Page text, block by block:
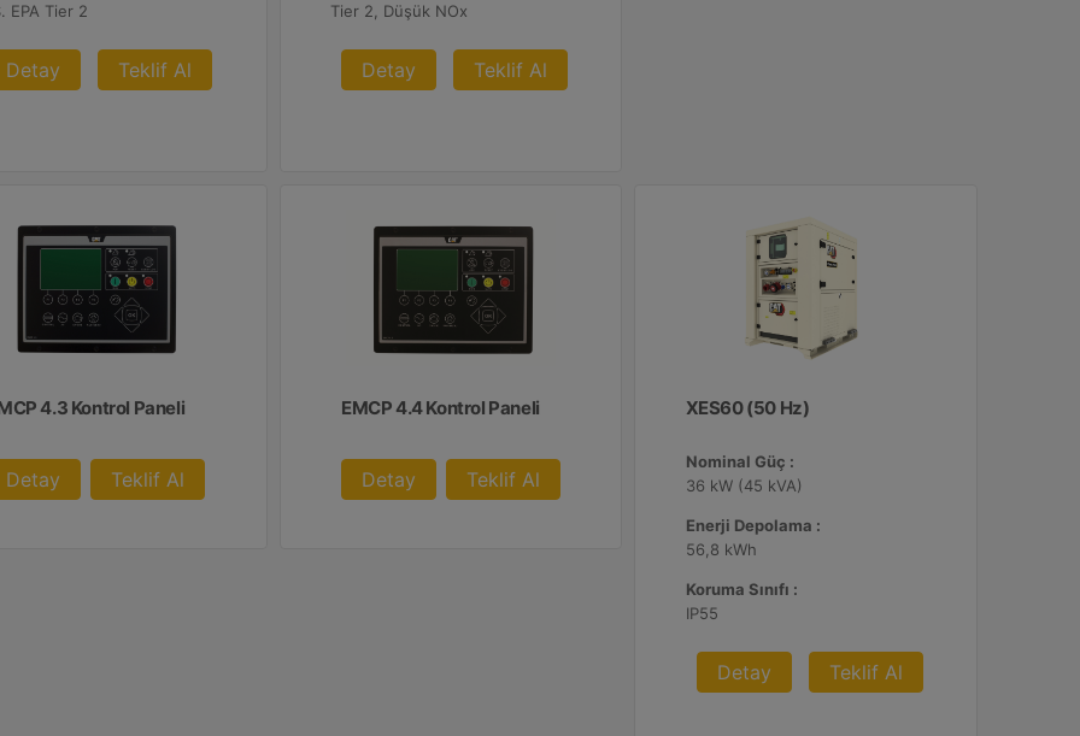
EPA Tier 2
Detay Teklif Al
Tier 2, Düşük NOx
Detay Teklif Al
4.3 Kontrol Paneli
Detay Teklif Al
EMCP 4.4 Kontrol Paneli
Detay Teklif Al
XES60 (50 Hz)
Nominal Güç :
36 kW (45 kVA)
Enerji Depolama :
56,8 kWh
Koruma Sınıfı :
IP55
Detay Teklif Al